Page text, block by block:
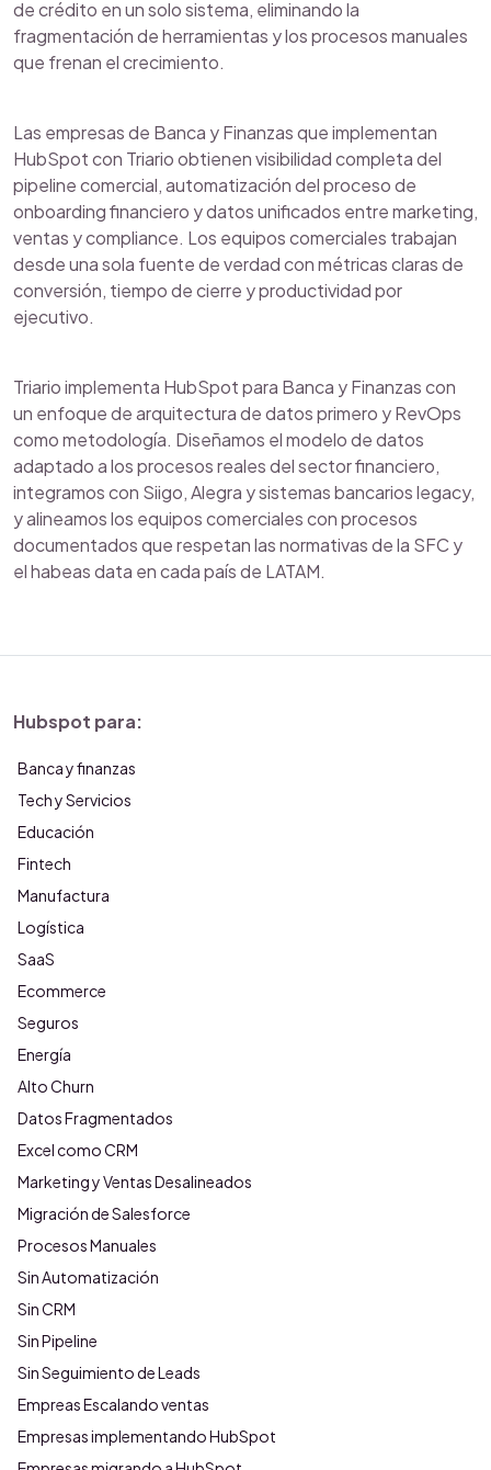
de crédito en un solo sistema, eliminando la
fragmentación de herramientas y los procesos manuales
que frenan el crecimiento.
Las empresas de Banca y Finanzas que implementan
HubSpot con Triario obtienen visibilidad completa del
pipeline comercial, automatización del proceso de
onboarding financiero y datos unificados entre marketing,
ventas y compliance. Los equipos comerciales trabajan
desde una sola fuente de verdad con métricas claras de
conversión, tiempo de cierre y productividad por
ejecutivo.
Triario implementa HubSpot para Banca y Finanzas con
un enfoque de arquitectura de datos primero y RevOps
como metodología. Diseñamos el modelo de datos
adaptado a los procesos reales del sector financiero,
integramos con Siigo, Alegra y sistemas bancarios legacy,
y alineamos los equipos comerciales con procesos
documentados que respetan las normativas de la SFC y
el habeas data en cada país de LATAM.
Hubspot para:
Banca y finanzas
Tech y Servicios
Educación
Fintech
Manufactura
Logística
SaaS
Ecommerce
Seguros
Energía
Alto Churn
Datos Fragmentados
Excel como CRM
Marketing y Ventas Desalineados
Migración de Salesforce
Procesos Manuales
Sin Automatización
Sin CRM
Sin Pipeline
Sin Seguimiento de Leads
Empreas Escalando ventas
Empresas implementando HubSpot